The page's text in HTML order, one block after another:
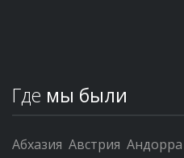
Где мы были
Абхазия Австрия Андорра